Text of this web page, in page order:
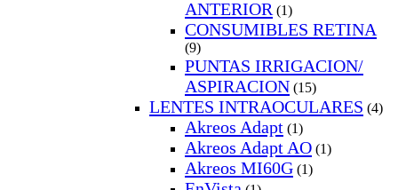
ANTERIOR (1)
CONSUMIBLES RETINA
(9)
PUNTAS IRRIGACION/
ASPIRACION (15)
LENTES INTRAOCULARES (4)
Akreos Adapt (1)
Akreos Adapt AO (1)
Akreos MI60G (1)